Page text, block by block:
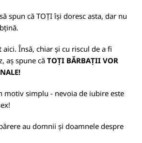
spun că TOȚI își doresc asta, dar nu
Însă, chiar și cu riscul de a fi
aș spune că TOȚI BĂRBAȚII VOR
motiv simplu - nevoia de iubire este
au domnii și doamnele despre